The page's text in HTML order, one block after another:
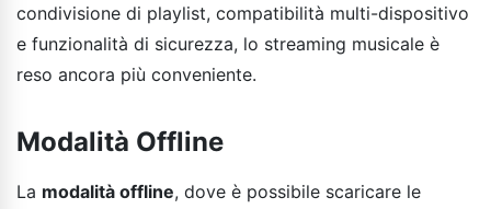
condivisione di playlist, compatibilità multi-dispositivo
e funzionalità di sicurezza, lo streaming musicale è
reso ancora più conveniente.
Modalità Offline
La modalità offline, dove è possibile scaricare le